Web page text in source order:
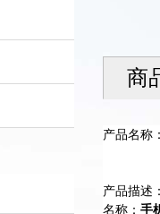
商
产品名称
产品描述
名称： 手